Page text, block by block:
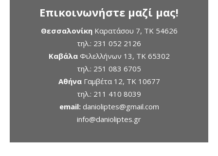
Επικοινωνήστε μαζί μας!
ΘεσσαλονίκηΚαρατάσου 7, TK 54626
τηλ.: 231 052 2126
ΚαβάλαΦιλελλήνων 13, ΤΚ 65302
τηλ.: 251 083 6705
ΑθήναΓαμβέτα 12, ΤΚ 10677
τηλ.: 211 410 8039
email: danioliptes@gmail.com
info@danioliptes.gr